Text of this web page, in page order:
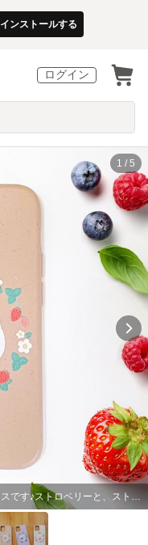
インストールする
ログイン
1 / 5